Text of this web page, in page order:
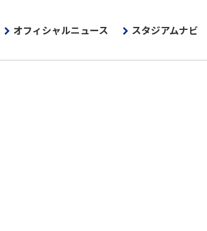
オフィシャルニュース スタジアムナビ